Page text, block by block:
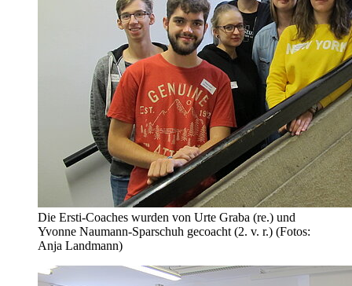
Die Ersti-Coaches wurden von Urte Graba (re.) und
Yvonne Naumann-Sparschuh gecoacht (2. v. r.) (Fotos:
Anja Landmann)